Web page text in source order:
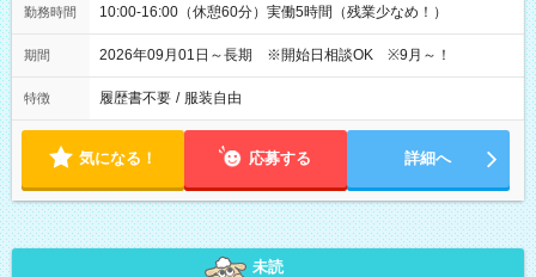
勤務時間 10:00-16:00（休憩60分）実働5時間（残業少なめ！）
期間 2026年09月01日～長期 ※開始日相談OK ※9月～！
特徴 履歴書不要 / 服装自由
気になる！ 応募する 詳細へ
未読